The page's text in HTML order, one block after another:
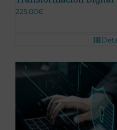
225,00€
Promoción Terminada